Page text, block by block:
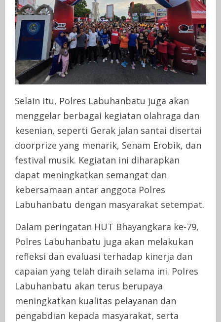
Selain itu, Polres Labuhanbatu juga akan
menggelar berbagai kegiatan olahraga dan
kesenian, seperti Gerak jalan santai disertai
doorprize yang menarik, Senam Erobik, dan
festival musik. Kegiatan ini diharapkan
dapat meningkatkan semangat dan
kebersamaan antar anggota Polres
Labuhanbatu dengan masyarakat setempat.
Dalam peringatan HUT Bhayangkara ke-79,
Polres Labuhanbatu juga akan melakukan
refleksi dan evaluasi terhadap kinerja dan
capaian yang telah diraih selama ini. Polres
Labuhanbatu akan terus berupaya
meningkatkan kualitas pelayanan dan
pengabdian kepada masyarakat, serta